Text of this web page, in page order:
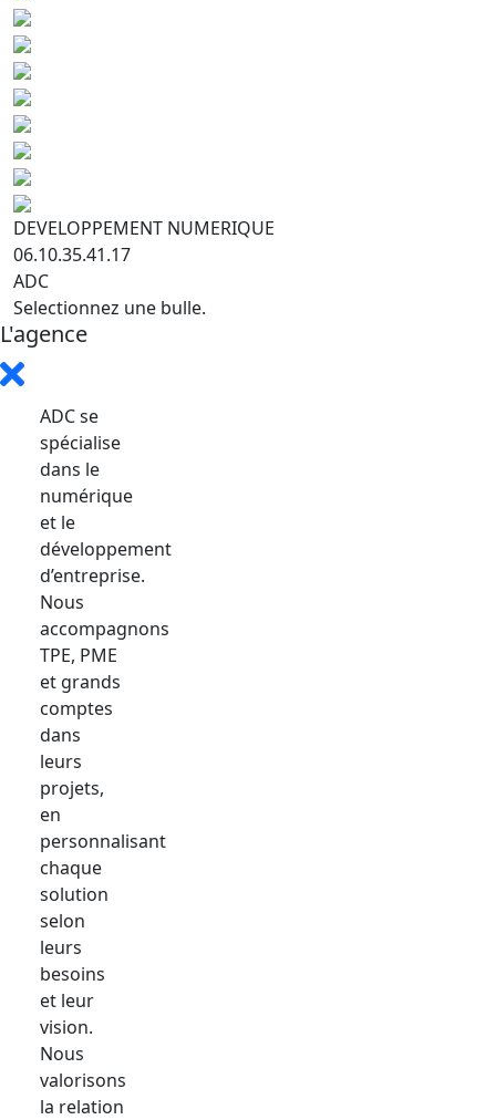
DEVELOPPEMENT NUMERIQUE
06.10.35.41.17
ADC
Selectionnez une bulle.
L'agence
ADC se
spécialise
dans le
numérique
et le
développement
d’entreprise.
Nous
accompagnons
TPE, PME
et grands
comptes
dans
leurs
projets,
en
personnalisant
chaque
solution
selon
leurs
besoins
et leur
vision.
Nous
valorisons
la relation